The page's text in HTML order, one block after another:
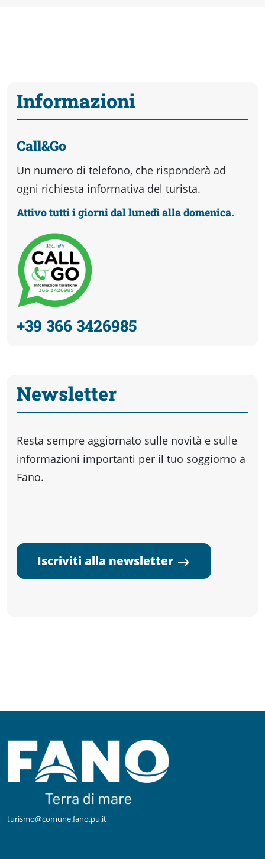
Informazioni
Call&Go
Un numero di telefono, che risponderà ad
ogni richiesta informativa del turista.
Attivo tutti i giorni dal lunedì alla domenica.
+39 366 3426985
Newsletter
Resta sempre aggiornato sulle novità e sulle
informazioni importanti per il tuo soggiorno a
Fano.
Iscriviti alla newsletter
turismo@comune.fano.pu.it